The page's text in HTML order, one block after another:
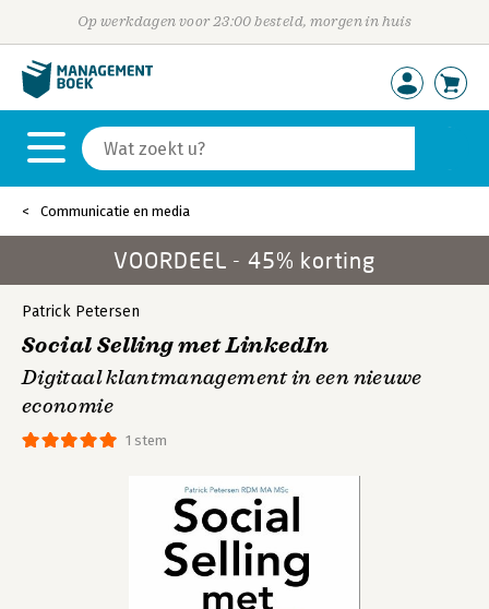
Op werkdagen voor 23:00 besteld, morgen in huis
Communicatie en media
VOORDEEL - 45% korting
1 stem
Patrick Petersen
Social Selling met LinkedIn
Digitaal klantmanagement in een nieuwe
economie